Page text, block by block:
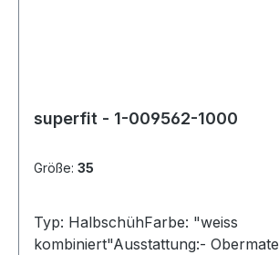
superfit - 1-009562-1000
Größe: 35
Typ: HalbschühFarbe: "weiss
kombiniert"Ausstattung:-